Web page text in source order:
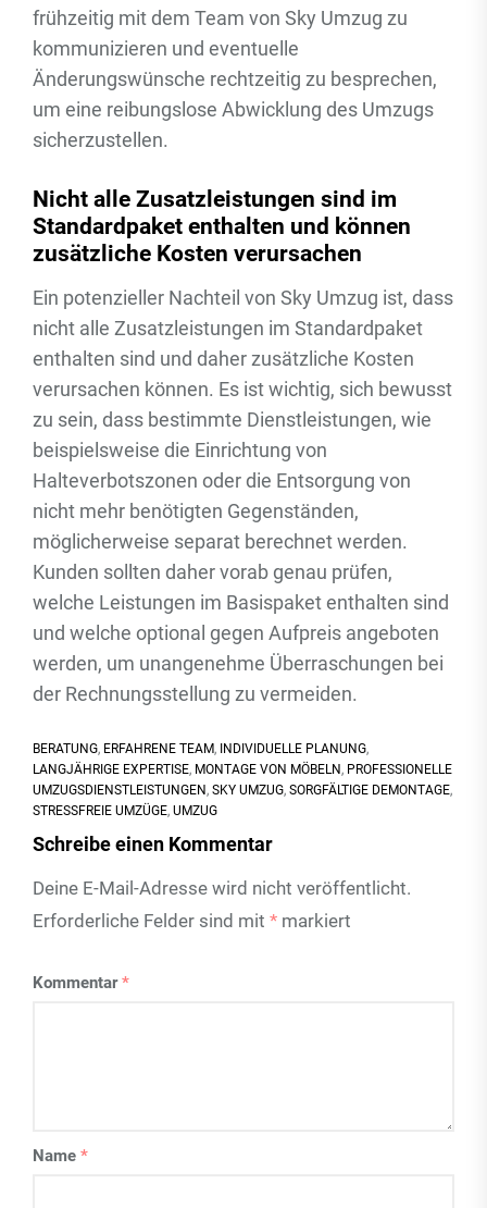
frühzeitig mit dem Team von Sky Umzug zu
kommunizieren und eventuelle
Änderungswünsche rechtzeitig zu besprechen,
um eine reibungslose Abwicklung des Umzugs
sicherzustellen.
Nicht alle Zusatzleistungen sind im
Standardpaket enthalten und können
zusätzliche Kosten verursachen
Ein potenzieller Nachteil von Sky Umzug ist, dass
nicht alle Zusatzleistungen im Standardpaket
enthalten sind und daher zusätzliche Kosten
verursachen können. Es ist wichtig, sich bewusst
zu sein, dass bestimmte Dienstleistungen, wie
beispielsweise die Einrichtung von
Halteverbotszonen oder die Entsorgung von
nicht mehr benötigten Gegenständen,
möglicherweise separat berechnet werden.
Kunden sollten daher vorab genau prüfen,
welche Leistungen im Basispaket enthalten sind
und welche optional gegen Aufpreis angeboten
werden, um unangenehme Überraschungen bei
der Rechnungsstellung zu vermeiden.
BERATUNG, ERFAHRENE TEAM, INDIVIDUELLE PLANUNG,
LANGJÄHRIGE EXPERTISE, MONTAGE VON MÖBELN, PROFESSIONELLE
UMZUGSDIENSTLEISTUNGEN, SKY UMZUG, SORGFÄLTIGE DEMONTAGE,
STRESSFREIE UMZÜGE, UMZUG
Schreibe einen Kommentar
Deine E-Mail-Adresse wird nicht veröffentlicht.
Erforderliche Felder sind mit * markiert
Kommentar*
Name *